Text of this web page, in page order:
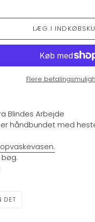
LÆG I
Flere
Blindes Arbejde
håndbundet med
opvaskevasen.
DETPIN